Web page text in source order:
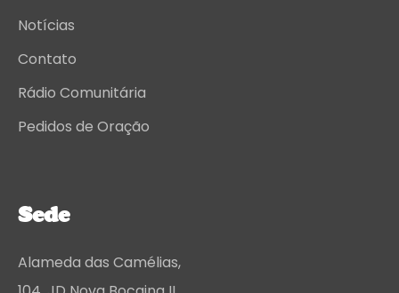
Notícias
Contato
Rádio Comunitária
Pedidos de Oração
Sede
Alameda das Camélias,